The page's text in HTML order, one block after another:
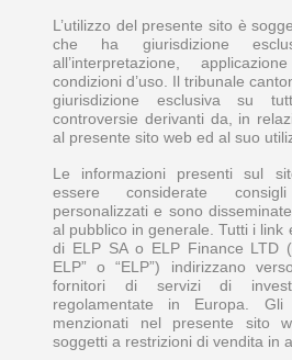
L’utilizzo del presente sito è
che ha giurisdizione
all’interpretazione,
condizioni d’uso. Il tribunale
giurisdizione esclusiva su
controversie derivanti da, in
al presente sito web ed al suo
Le informazioni presenti sul
essere considerate
personalizzati e sono
al pubblico in generale. Tutti i link
di ELP SA o ELP Finance LTD
ELP” o “ELP”) indirizzano
fornitori di servizi di
regolamentate in Europa. Gli
menzionati nel presente sito
soggetti a restrizioni di vendita in